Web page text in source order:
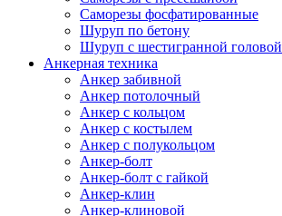
Саморезы фосфатированные
Шуруп по бетону
Шуруп с шестигранной головой
Анкерная техника
Анкер забивной
Анкер потолочный
Анкер с кольцом
Анкер с костылем
Анкер с полукольцом
Анкер-болт
Анкер-болт с гайкой
Анкер-клин
Анкер-клиновой